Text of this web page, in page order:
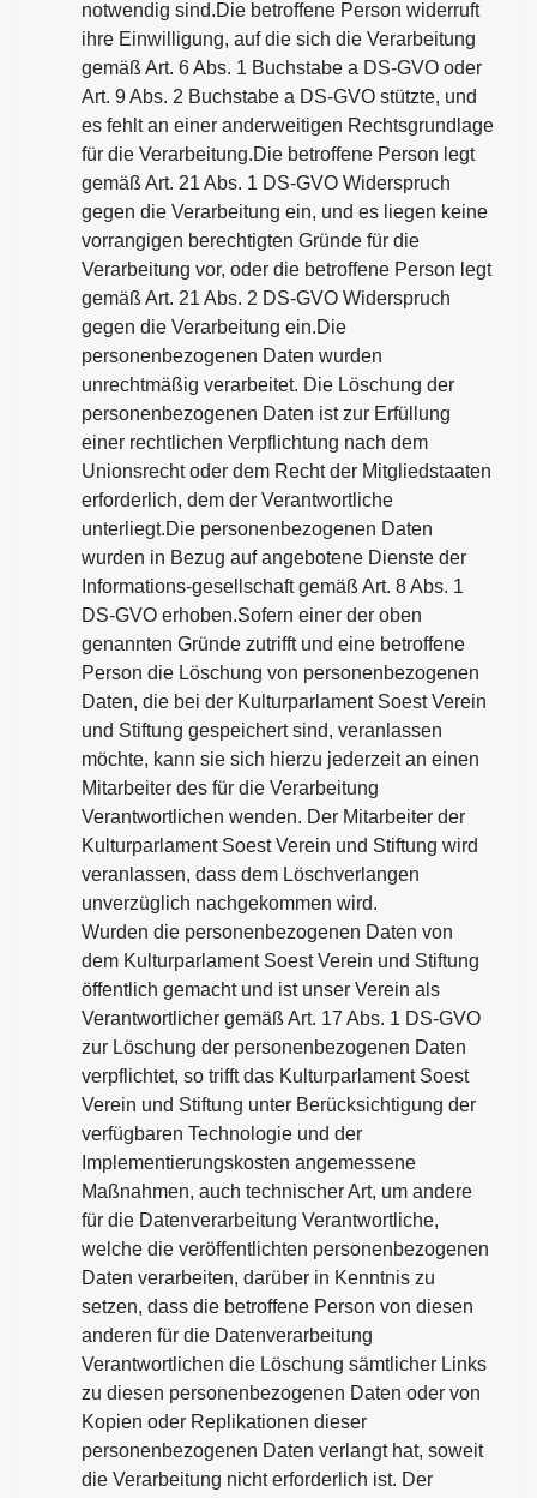
notwendig sind.Die betroffene Person widerruft
ihre Einwilligung, auf die sich die Verarbeitung
gemäß Art. 6 Abs. 1 Buchstabe a DS-GVO oder
Art. 9 Abs. 2 Buchstabe a DS-GVO stützte, und
es fehlt an einer anderweitigen Rechtsgrundlage
für die Verarbeitung.Die betroffene Person legt
gemäß Art. 21 Abs. 1 DS-GVO Widerspruch
gegen die Verarbeitung ein, und es liegen keine
vorrangigen berechtigten Gründe für die
Verarbeitung vor, oder die betroffene Person legt
gemäß Art. 21 Abs. 2 DS-GVO Widerspruch
gegen die Verarbeitung ein.Die
personenbezogenen Daten wurden
unrechtmäßig verarbeitet. Die Löschung der
personenbezogenen Daten ist zur Erfüllung
einer rechtlichen Verpflichtung nach dem
Unionsrecht oder dem Recht der Mitgliedstaaten
erforderlich, dem der Verantwortliche
unterliegt.Die personenbezogenen Daten
wurden in Bezug auf angebotene Dienste der
Informations-gesellschaft gemäß Art. 8 Abs. 1
DS-GVO erhoben.Sofern einer der oben
genannten Gründe zutrifft und eine betroffene
Person die Löschung von personenbezogenen
Daten, die bei der Kulturparlament Soest Verein
und Stiftung gespeichert sind, veranlassen
möchte, kann sie sich hierzu jederzeit an einen
Mitarbeiter des für die Verarbeitung
Verantwortlichen wenden. Der Mitarbeiter der
Kulturparlament Soest Verein und Stiftung wird
veranlassen, dass dem Löschverlangen
unverzüglich nachgekommen wird.
Wurden die personenbezogenen Daten von
dem Kulturparlament Soest Verein und Stiftung
öffentlich gemacht und ist unser Verein als
Verantwortlicher gemäß Art. 17 Abs. 1 DS-GVO
zur Löschung der personenbezogenen Daten
verpflichtet, so trifft das Kulturparlament Soest
Verein und Stiftung unter Berücksichtigung der
verfügbaren Technologie und der
Implementierungskosten angemessene
Maßnahmen, auch technischer Art, um andere
für die Datenverarbeitung Verantwortliche,
welche die veröffentlichten personenbezogenen
Daten verarbeiten, darüber in Kenntnis zu
setzen, dass die betroffene Person von diesen
anderen für die Datenverarbeitung
Verantwortlichen die Löschung sämtlicher Links
zu diesen personenbezogenen Daten oder von
Kopien oder Replikationen dieser
personenbezogenen Daten verlangt hat, soweit
die Verarbeitung nicht erforderlich ist. Der